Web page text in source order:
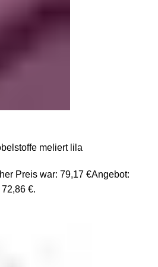
meliert lila
Preis war: 79,17 €Angebot:
€.